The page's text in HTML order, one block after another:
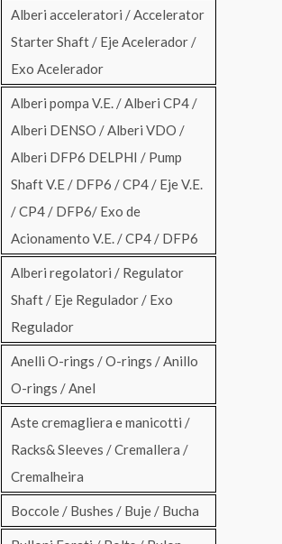
Alberi acceleratori / Accelerator
Starter Shaft / Eje Acelerador /
Exo Acelerador
Alberi pompa V.E. / Alberi CP4 /
Alberi DENSO / Alberi VDO /
Alberi DFP6 DELPHI / Pump
Shaft V.E / DFP6 / CP4 / Eje V.E.
/ CP4 / DFP6/ Exo de
Acionamento V.E. / CP4 / DFP6
Alberi regolatori / Regulator
Shaft / Eje Regulador / Exo
Regulador
Anelli O-rings / O-rings / Anillo
O-rings / Anel
Aste cremagliera e manicotti /
Racks& Sleeves / Cremallera /
Cremalheira
Boccole / Bushes / Buje / Bucha